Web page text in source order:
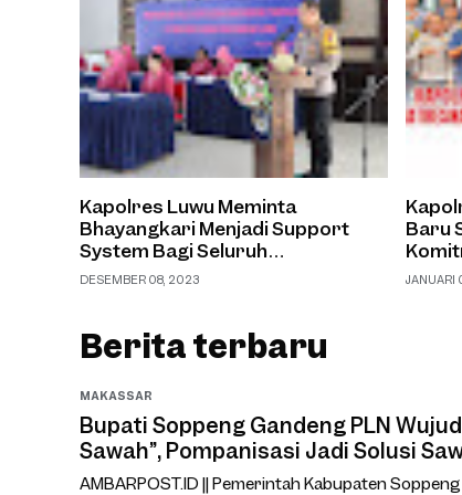
Kapolres Luwu Meminta
Bhayangkari Menjadi Support
System Bagi Seluruh
Bhayangkara
DESEMBER 08, 2023
Baru
JANUARI
Berita terbaru
MAKASSAR
Bupati Soppeng Gandeng PLN
Sawah”, Pompanisasi Jadi Solusi
AMBARPOST.ID || Pemerintah Kabupaten